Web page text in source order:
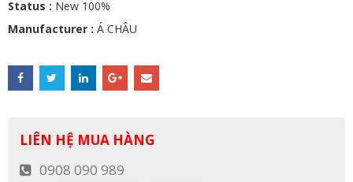
Status : New 100%
Manufacturer : Á CHÂU
LIÊN HỆ MUA HÀNG
0908 090 989